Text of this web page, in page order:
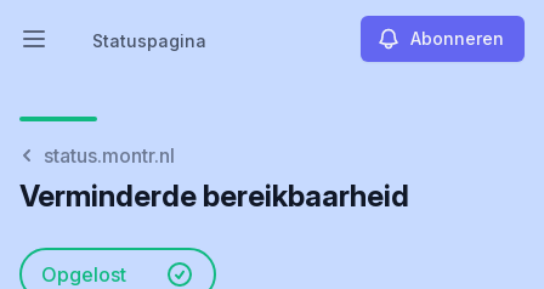
Hoofdmenu openen
Statuspagina
Statuspagina Abonneren
status.montr.nl
Verminderde bereikbaarheid
Opgelost